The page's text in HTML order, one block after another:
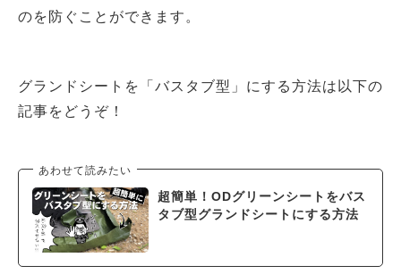
のを防ぐことができます。
グランドシートを「バスタブ型」にする方法は以下の
記事をどうぞ！
あわせて読みたい
超簡単！ODグリーンシートをバス
タブ型グランドシートにする方法